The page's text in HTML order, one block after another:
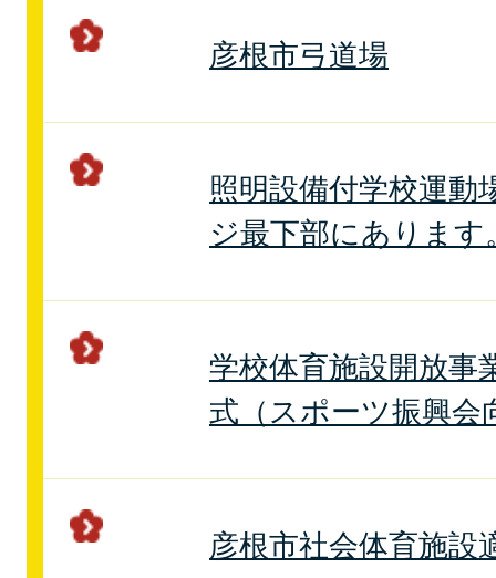
彦根市弓道場
照明設備付学校運動
ジ最下部にあります
学校体育施設開放事
式（スポーツ振興会
彦根市社会体育施設